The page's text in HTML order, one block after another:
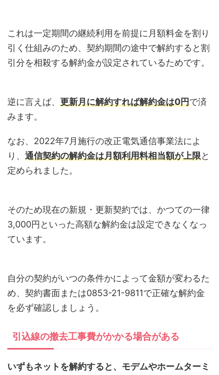
これは一定期間の継続利用を前提に月額料金を割り
引く仕組みのため、契約期間の途中で解約すると割
引分を相殺する解約金が設定されているためです。
逆に言えば、 更新月に解約すれば解約金は0円で済
みます。
なお、2022年7月施行の改正電気通信事業法によ
り、 通信契約の解約金は月額利用料相当額が上限と
定められました。
そのため現在の新規・更新契約では、かつての一律
3,000円といった高額な解約金は設定できなくなっ
ています。
自分の契約がいつの条件かによって金額が変わるた
め、契約書面または0853-21-9811で正確な解約金
を必ず確認しましょう。
引込線の撤去工事費がかかる場合がある
いずもネットを解約すると、モデムやホームターミ